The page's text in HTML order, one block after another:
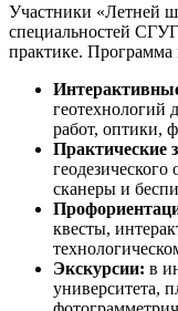
Участники «Летней
специальностей
практике. Программа
геотехнологий
работ, оптики,
Практические
сканеры и
квесты,
Экскурсии: в
университета,